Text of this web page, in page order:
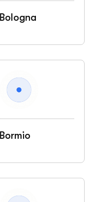
Bologna
Bormio